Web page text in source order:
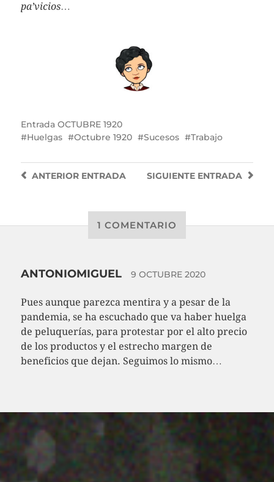
pa’vicios…
Entrada OCTUBRE 1920
Huelgas
Octubre 1920 Sucesos Trabajo
SIGUIENTE ENTRADA
ANTERIORENTRADA
1 COMENTARIO
ANTONIOMIGUEL 9 OCTUBRE 2020
Pues aunque parezca mentira y a pesar de la
pandemia, se ha escuchado que va haber huelga
de peluquerías, para protestar por el alto precio
de los productos y el estrecho margen de
beneficios que dejan. Seguimos lo mismo…